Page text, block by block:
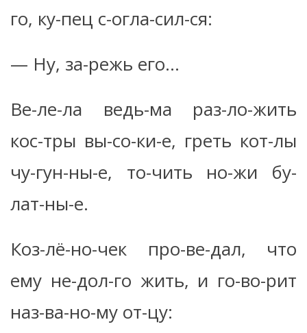
го, ку-пец с-огла-сил-ся:
— Ну, за-режь его…
Ве-ле-ла ведь-ма раз-ло-жить
кос-тры вы-со-ки-е, греть кот-лы
чу-гун-ны-е, то-чить но-жи бу-
лат-ны-е.
Коз-лё-но-чек про-ве-дал, что
ему не-дол-го жить, и го-во-рит
наз-ва-но-му от-цу: